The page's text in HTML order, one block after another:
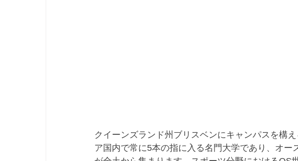
クイーンズランド州ブリスベンにキャンパスを構
ア国内で常に5本の指に入る名門大学であり、オ